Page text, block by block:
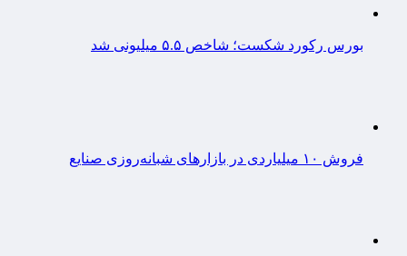
بورس رکورد شکست؛ شاخص ۵.۵ میلیونی شد
فروش ۱۰ میلیاردی در بازارهای شبانه‌روزی صنایع